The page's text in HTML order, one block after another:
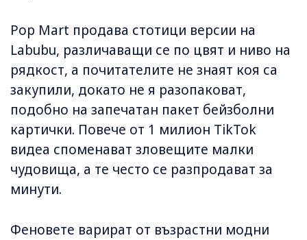
Pop Mart продава стотици версии на
Labubu, различаващи се по цвят и ниво на
рядкост, а почитателите не знаят коя са
закупили, докато не я разопаковат,
подобно на запечатан пакет бейзболни
картички. Повече от 1 милион TikTok
видеа споменават зловещите малки
чудовища, а те често се разпродават за
минути.
Феновете варират от възрастни модни